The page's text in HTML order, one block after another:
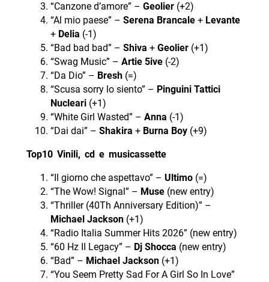
“Canzone d’amore” – Geolier(+2)
“Al mio paese” – Serena Brancale+ Levante
+ Delia (-1)
“Bad bad bad” – Shiva + Geolier(+1)
“Swag Music” – Artie 5ive(-2)
“Da Dio” – Bresh(=)
“Scusa sorry lo siento” – Pinguini Tattici
Nucleari(+1)
“White Girl Wasted” – Anna (-1)
“Dai dai” – Shakira +Burna Boy(+9)
Top10 Vinili, cd e musicassette
“Il giorno che aspettavo” – Ultimo(=)
“The Wow! Signal” – Muse(new entry)
“Thriller (40Th Anniversary Edition)” –
Michael Jackson(+1)
“Radio Italia Summer Hits 2026” (new entry)
“60 Hz II Legacy” – Dj Shocca (new entry)
“Bad” – Michael Jackson(+1)
“You Seem Pretty Sad For A Girl So In Love”